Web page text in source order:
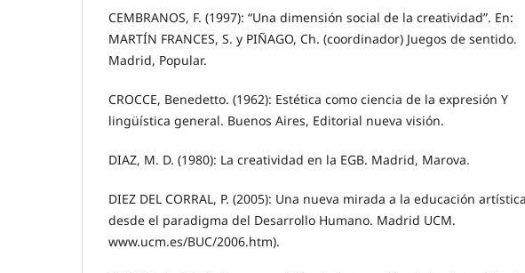
CEMBRANOS, F. (1997): “Una dimensión social de la creatividad”. En:
MARTÍN FRANCES, S. y PIÑAGO, Ch. (coordinador) Juegos de sentido.
Madrid, Popular.
CROCCE, Benedetto. (1962): Estética como ciencia de la expresión Y
lingüística general. Buenos Aires, Editorial nueva visión.
DIAZ, M. D. (1980): La creatividad en la EGB. Madrid, Marova.
DIEZ DEL CORRAL, P. (2005): Una nueva mirada a la educación artística
desde el paradigma del Desarrollo Humano. Madrid UCM.
www.ucm.es/BUC/2006.htm).